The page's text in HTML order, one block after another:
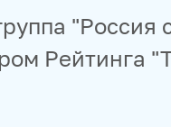
"Россия
Рейтинга